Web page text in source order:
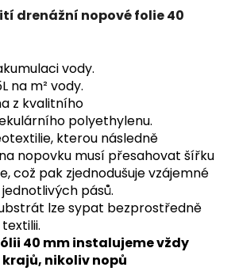
drenážní nopové folie 40
vody.
na m² vody.
z kvalitního
polyethylenu.
kterou následně
nopovku musí přesahovat šířku
což pak zjednodušuje vzájemné
pásů.
lze sypat bezprostředně
40 mm instalujeme vždy
nikoliv nopů